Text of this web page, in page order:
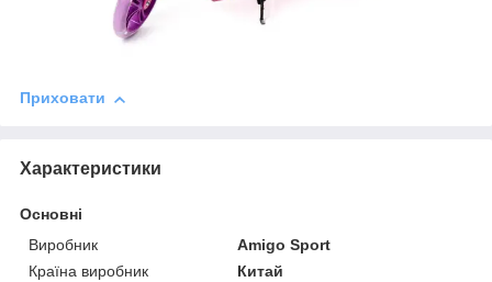
Приховати
Характеристики
Основні
Виробник
Amigo Sport
Країна виробник
Китай